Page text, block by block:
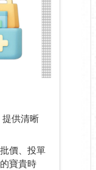
提供清晰
價、投單
寶貴時